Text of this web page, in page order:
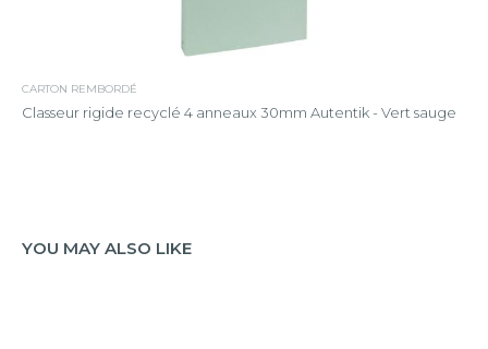
CARTON REMBORDÉ
Classeur rigide recyclé 4 anneaux 30mm Autentik - Vert sauge
YOU MAY ALSO LIKE